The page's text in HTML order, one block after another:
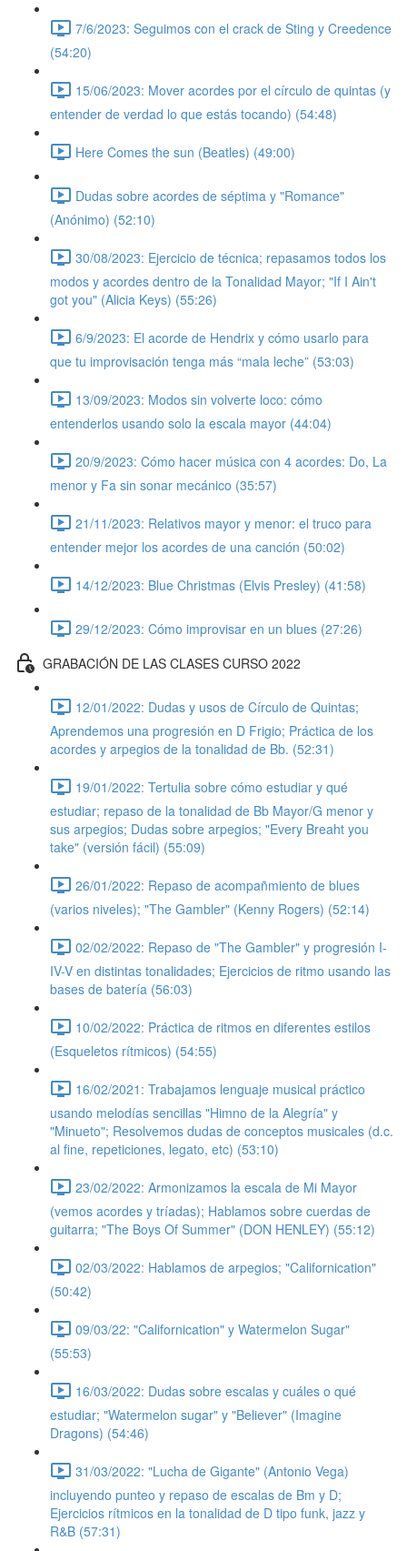
7/6/2023: Seguimos con el crack de Sting y Creedence
(54:20)
15/06/2023: Mover acordes por el círculo de quintas (y
entender de verdad lo que estás tocando) (54:48)
Here Comes the sun (Beatles) (49:00)
Dudas sobre acordes de séptima y "Romance"
(Anónimo) (52:10)
30/08/2023: Ejercicio de técnica; repasamos todos los
modos y acordes dentro de la Tonalidad Mayor; "If I Ain't
got you" (Alicia Keys) (55:26)
6/9/2023: El acorde de Hendrix y cómo usarlo para
que tu improvisación tenga más “mala leche” (53:03)
13/09/2023: Modos sin volverte loco: cómo
entenderlos usando solo la escala mayor (44:04)
20/9/2023: Cómo hacer música con 4 acordes: Do, La
menor y Fa sin sonar mecánico (35:57)
21/11/2023: Relativos mayor y menor: el truco para
entender mejor los acordes de una canción (50:02)
14/12/2023: Blue Christmas (Elvis Presley) (41:58)
29/12/2023: Cómo improvisar en un blues (27:26)
GRABACIÓN DE LAS CLASES CURSO 2022
12/01/2022: Dudas y usos de Círculo de Quintas;
Aprendemos una progresión en D Frigio; Práctica de los
acordes y arpegios de la tonalidad de Bb. (52:31)
19/01/2022: Tertulia sobre cómo estudiar y qué
estudiar; repaso de la tonalidad de Bb Mayor/G menor y
sus arpegios; Dudas sobre arpegios; "Every Breaht you
take" (versión fácil) (55:09)
26/01/2022: Repaso de acompañmiento de blues
(varios niveles); "The Gambler" (Kenny Rogers) (52:14)
02/02/2022: Repaso de "The Gambler" y progresión I-
IV-V en distintas tonalidades; Ejercicios de ritmo usando las
bases de batería (56:03)
10/02/2022: Práctica de ritmos en diferentes estilos
(Esqueletos rítmicos) (54:55)
16/02/2021: Trabajamos lenguaje musical práctico
usando melodías sencillas "Himno de la Alegría" y
"Minueto"; Resolvemos dudas de conceptos musicales (d.c.
al fine, repeticiones, legato, etc) (53:10)
23/02/2022: Armonizamos la escala de Mi Mayor
(vemos acordes y tríadas); Hablamos sobre cuerdas de
guitarra; "The Boys Of Summer" (DON HENLEY) (55:12)
02/03/2022: Hablamos de arpegios; "Californication"
(50:42)
09/03/22: "Californication" y Watermelon Sugar"
(55:53)
16/03/2022: Dudas sobre escalas y cuáles o qué
estudiar; "Watermelon sugar" y "Believer" (Imagine
Dragons) (54:46)
31/03/2022: "Lucha de Gigante" (Antonio Vega)
incluyendo punteo y repaso de escalas de Bm y D;
Ejercicios rítmicos en la tonalidad de D tipo funk, jazz y
R&B (57:31)